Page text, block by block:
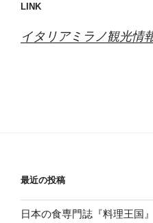
LINK
イタリアミラノ観光情
最近の投稿
日本の食専門誌『料理王国